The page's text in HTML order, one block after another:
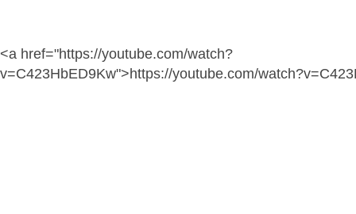
<a href="https://youtube.com/watch?
v=C423HbED9Kw">https://youtube.com/